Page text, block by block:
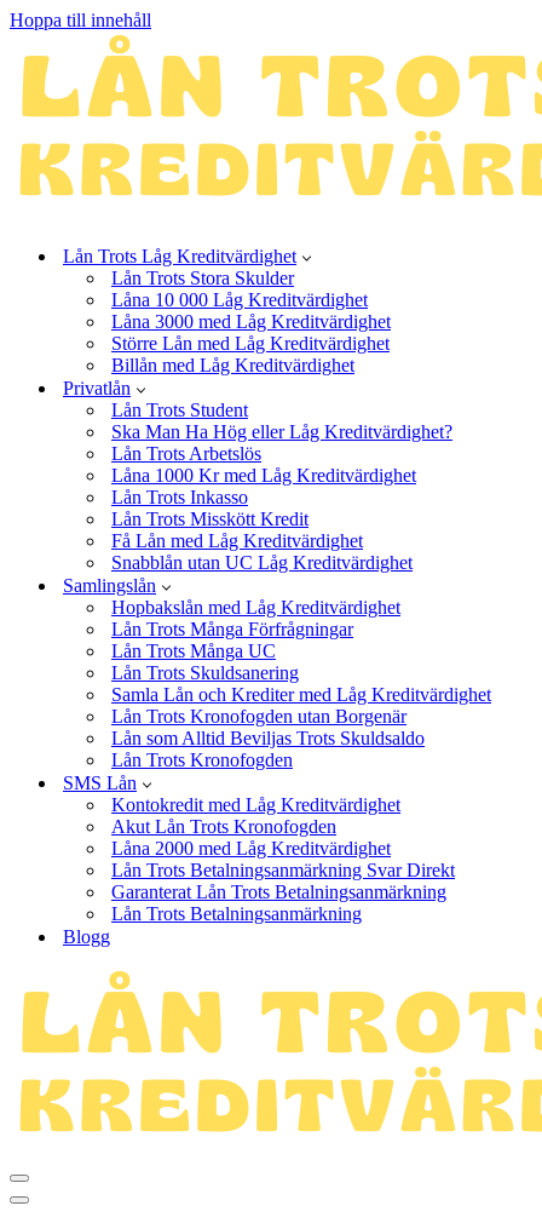
Hoppa till innehåll
Lån Trots Låg Kreditvärdighet
Lån Trots Stora Skulder
Låna 10 000 Låg Kreditvärdighet
Låna 3000 med Låg Kreditvärdighet
Större Lån med Låg Kreditvärdighet
Billån med Låg Kreditvärdighet
Privatlån
Lån Trots Student
Ska Man Ha Hög eller Låg Kreditvärdighet?
Lån Trots Arbetslös
Låna 1000 Kr med Låg Kreditvärdighet
Lån Trots Inkasso
Lån Trots Misskött Kredit
Få Lån med Låg Kreditvärdighet
Snabblån utan UC Låg Kreditvärdighet
Samlingslån
Hopbakslån med Låg Kreditvärdighet
Lån Trots Många Förfrågningar
Lån Trots Många UC
Lån Trots Skuldsanering
Samla Lån och Krediter med Låg Kreditvärdighet
Lån Trots Kronofogden utan Borgenär
Lån som Alltid Beviljas Trots Skuldsaldo
Lån Trots Kronofogden
SMS Lån
Kontokredit med Låg Kreditvärdighet
Akut Lån Trots Kronofogden
Låna 2000 med Låg Kreditvärdighet
Lån Trots Betalningsanmärkning Svar Direkt
Garanterat Lån Trots Betalningsanmärkning
Lån Trots Betalningsanmärkning
Blogg
Navigeringsmeny
Navigeringsmeny